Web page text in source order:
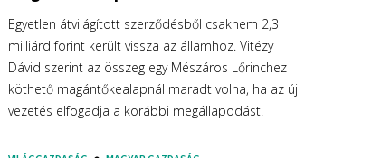
Egyetlen átvilágított szerződésből csaknem 2,3
milliárd forint került vissza az államhoz. Vitézy
Dávid szerint az összeg egy Mészáros Lőrinchez
köthető magántőkealapnál maradt volna, ha az új
vezetés elfogadja a korábbi megállapodást.